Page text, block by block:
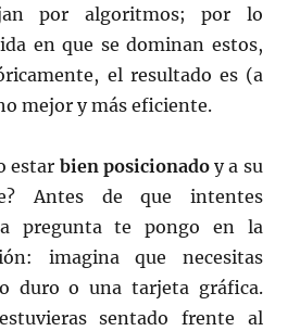
por algoritmos; por lo
en que se dominan estos,
el resultado es (a
mejor y más eficiente.
estar bien posicionadoy a su
Antes de que intentes
pregunta te pongo en la
imagina que necesitas
duro o una tarjeta gráfica.
sentado frente al